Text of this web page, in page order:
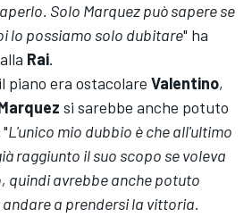
Solo Marquez può sapere se
lo possiamo solo dubitare" ha
Rai.
piano era ostacolare Valentino,
si sarebbe anche potuto
L'unico mio dubbio è che all'ultimo
raggiunto il suo scopo se voleva
quindi avrebbe anche potuto
a prendersi la vittoria.